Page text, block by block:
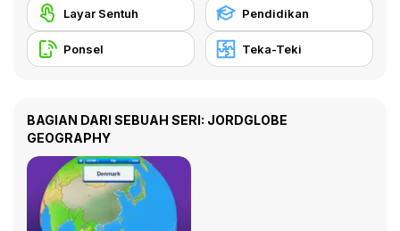
Layar Sentuh Pendidikan
Ponsel Teka-Teki
BAGIAN DARI SEBUAH SERI: JORDGLOBE
GEOGRAPHY